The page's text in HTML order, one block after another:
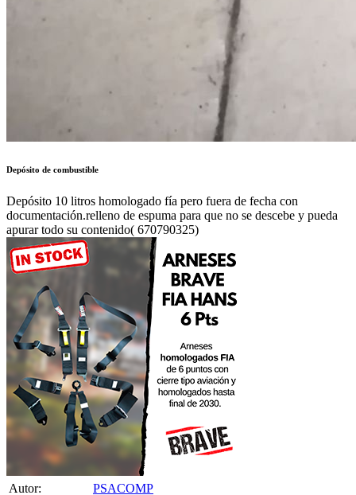
documentación.relleno de espuma para que no se descebe y pueda
apurar todo su contenido( 670790325)
PSACOMP
Publicado en:
Piezas de Competición /